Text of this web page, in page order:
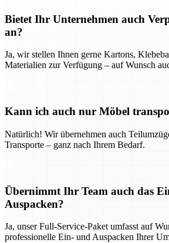
Bietet Ihr Unternehmen auch
an?
Ja, wir stellen Ihnen gerne Kartons,
Materialien zur Verfügung – auf Wunsch
Kann ich auch nur Möbel
Natürlich! Wir übernehmen auch
Transporte – ganz nach Ihrem Bedarf.
Übernimmt Ihr Team auch das
Auspacken?
Ja, unser Full-Service-Paket umfasst auf
professionelle Ein- und Auspacken Ihrer